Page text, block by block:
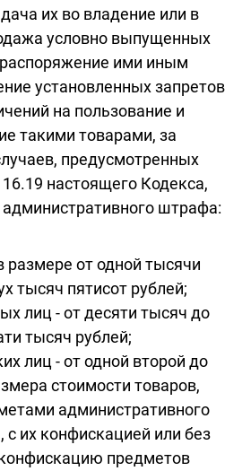
их во владение или в
условно выпущенных
ими иным
установленных запретов
на пользование и
такими товарами, за
предусмотренных
настоящего Кодекса,
штрафа:
размере от одной тысячи
тысяч пятисот рублей;
лиц - от десяти тысяч до
тысяч рублей;
лиц - от одной второй до
стоимости товаров,
административного
их конфискацией или без
предметов